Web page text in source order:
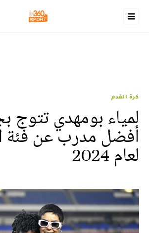
كرة القدم
لمياء بومهدي تتوج
أفضل مدرب عن فئة
لعام 2024